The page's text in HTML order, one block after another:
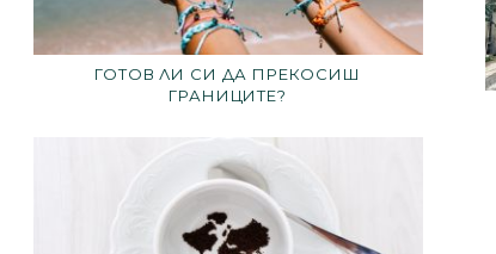
ГОТОВ ЛИ СИ ДА ПРЕКОСИШ
ГРАНИЦИТЕ?